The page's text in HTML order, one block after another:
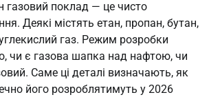
газовий поклад — це чисто
Деякі містять етан, пропан, бутан,
газ. Режим розробки
чи є газова шапка над нафтою, чи
Саме ці деталі визначають, як
його розроблятимуть у 2026